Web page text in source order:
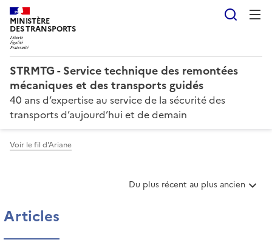
MINISTÈRE
DES TRANSPORTS
STRMTG - Service technique des remontées
mécaniques et des transports guidés
40 ans d’expertise au service de la sécurité des
transports d’aujourd’hui et de demain
Voir le fil d'Ariane
T
Du plus récent au plus ancien
Articles